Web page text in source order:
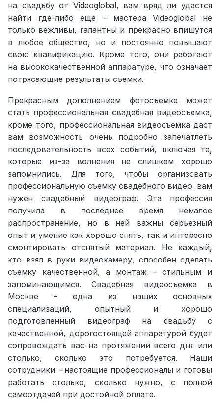
на свадьбу от Videoglobal, вам вряд ли удастся
найти где-либо еще – мастера Videoglobal не
только вежливы, галантны и прекрасно впишутся
в любое общество, но и постоянно повышают
свою квалификацию. Кроме того, они работают
на высококачественной аппаратуре, что означает
потрясающие результаты съемки.
Прекрасным дополнением фотосъемке может
стать профессиональная свадебная видеосъемка,
кроме того, профессиональная видеосъемка даст
вам возможность очень подробно запечатлеть
последовательность всех событий, включая те,
которые из-за волнения не слишком хорошо
запомнились. Для того, чтобы организовать
профессиональную съемку свадебного видео, вам
нужен свадебный видеограф. Эта профессия
получила в последнее время немалое
распространение, но в ней важны серьезный
опыт и умение как хорошо снять, так и интересно
смонтировать отснятый материал. Не каждый,
кто взял в руки видеокамеру, способен сделать
съемку качественной, а монтаж – стильным и
запоминающимся. Свадебная видеосъемка в
Москве – одна из наших основных
специализаций, опытный и хорошо
подготовленный видеограф на свадьбу с
качественной, дорогостоящей аппаратурой будет
сопровождать вас на протяжении всего дня или
столько, сколько это потребуется. Наши
сотрудники – настоящие профессионалы и готовы
работать столько, сколько нужно, с полной
самоотдачей при достойной оплате.